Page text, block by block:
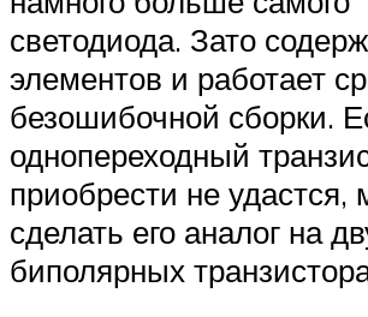
светодиода. Зато
элементов и работает
безошибочной сборки.
однопереходный
приобрести не удастся,
сделать его аналог на
биполярных